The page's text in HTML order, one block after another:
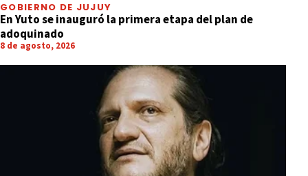
GOBIERNO DE JUJUY
En Yuto se inauguró la primera etapa del plan de
adoquinado
8 de agosto, 2026